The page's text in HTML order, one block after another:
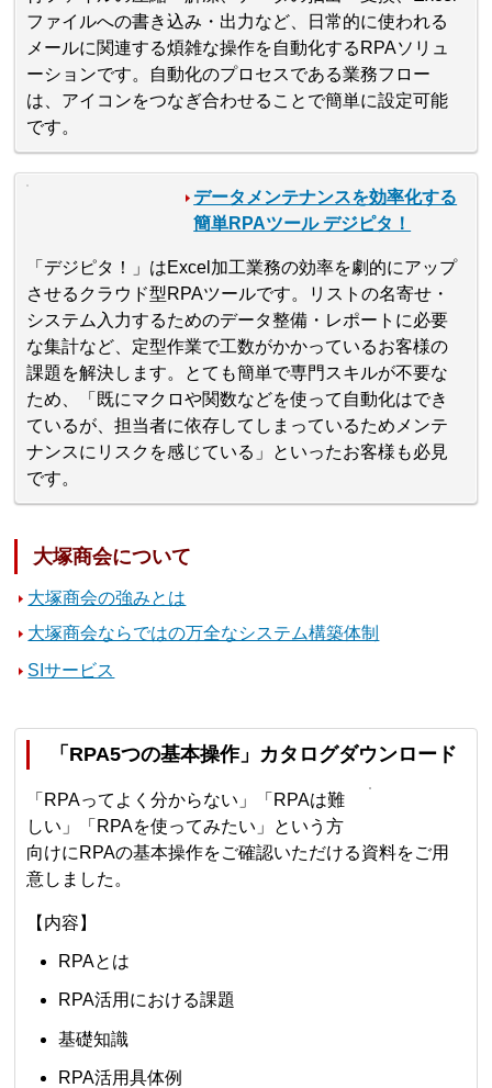
ファイルへの書き込み・出力など、日常的に使われる
メールに関連する煩雑な操作を自動化するRPAソリュ
ーションです。自動化のプロセスである業務フロー
は、アイコンをつなぎ合わせることで簡単に設定可能
です。
データメンテナンスを効率化する
簡単RPAツール デジピタ！
「デジピタ！」はExcel加工業務の効率を劇的にアップ
させるクラウド型RPAツールです。リストの名寄せ・
システム入力するためのデータ整備・レポートに必要
な集計など、定型作業で工数がかかっているお客様の
課題を解決します。とても簡単で専門スキルが不要な
ため、「既にマクロや関数などを使って自動化はでき
ているが、担当者に依存してしまっているためメンテ
ナンスにリスクを感じている」といったお客様も必見
です。
大塚商会について
大塚商会の強みとは
大塚商会ならではの万全なシステム構築体制
SIサービス
「RPA5つの基本操作」カタログダウンロード
「RPAってよく分からない」「RPAは難
しい」「RPAを使ってみたい」という方
向けにRPAの基本操作をご確認いただける資料をご用
意しました。
【内容】
RPAとは
RPA活用における課題
基礎知識
RPA活用具体例